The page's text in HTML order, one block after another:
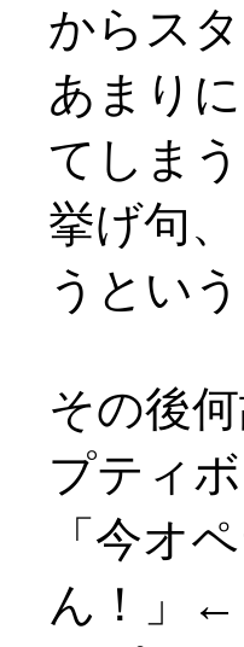
からス
あまり
てしま
挙げ句
うとい
その後
プティボ
「今オ
ん！」←